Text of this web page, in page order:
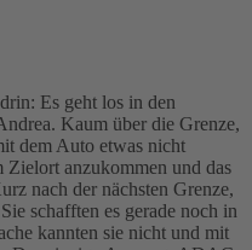
Es geht los in den
Kaum über die Grenze,
dem Auto etwas nicht
Zielort anzukommen und das
nach der nächsten Grenze,
schafften es gerade noch in
kannten sie nicht und mit